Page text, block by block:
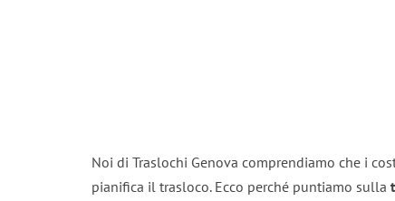
Noi di Traslochi Genova comprendiamo che i
pianifica il trasloco. Ecco perché puntiamo sulla